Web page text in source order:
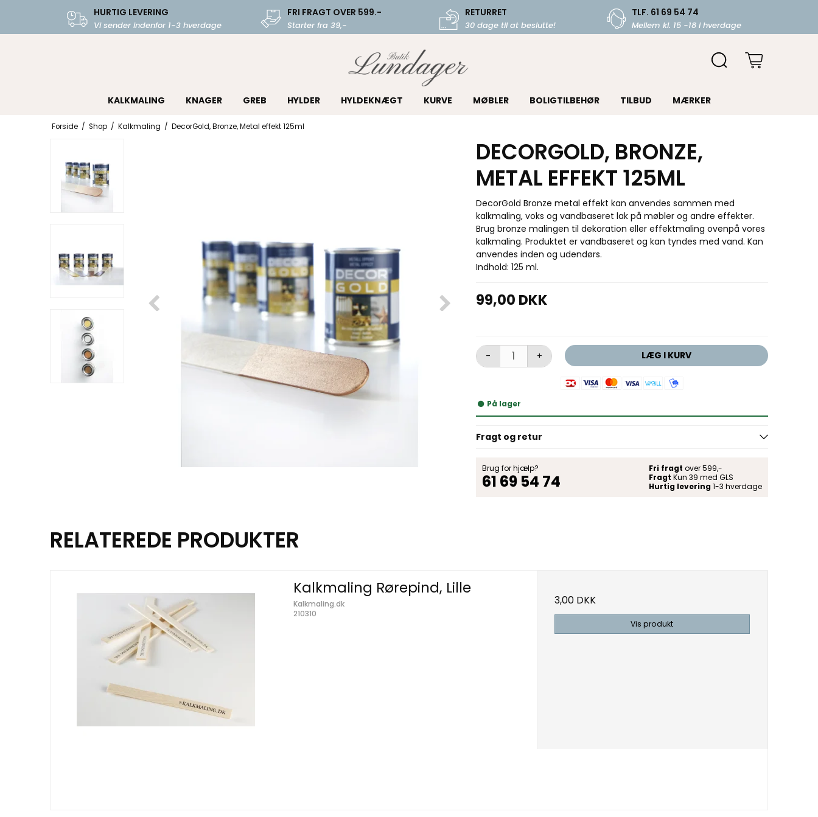
HURTIG LEVERING
Vi sender indenfor 1-3 hverdage
FRI FRAGT OVER 599.-
Starter fra 39,-
RETURRET
30 dage til at beslutte!
TLF. 61 69 54 74
Mellem kl. 15 -18 i hverdage
KALKMALING KNAGER GREB HYLDER HYLDEKNÆGT KURVE MØBLER BOLIGTILBEHØR TILBUD MÆRKER
Forside / Shop / Kalkmaling / DecorGold, Bronze, Metal effekt 125ml
DECORGOLD, BRONZE,
METAL EFFEKT 125ML
DecorGold Bronze metal effekt kan anvendes sammen med
kalkmaling, voks og vandbaseret lak på møbler og andre effekter.
Brug bronze malingen til dekoration eller effektmaling ovenpå vores
kalkmaling. Produktet er vandbaseret og kan tyndes med vand. Kan
anvendes inden og udendørs.
Indhold: 125 ml.
99,00 DKK
- + LÆG I KURV
På lager
Fragt og retur
Brug for hjælp?
61 69 54 74
Fri fragt over 599,-
Fragt Kun 39 med GLS
Hurtig levering 1-3 hverdage
RELATEREDE PRODUKTER
Kalkmaling Rørepind, Lille
Kalkmaling.dk
210310
3,00 DKK
Vis produkt